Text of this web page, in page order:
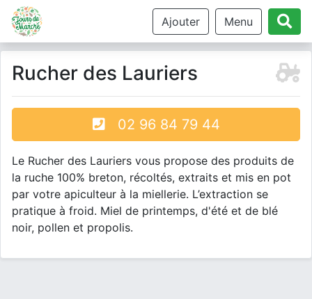
Ajouter Menu
Rucher des Lauriers
02 96 84 79 44
Le Rucher des Lauriers vous propose des produits de
la ruche 100% breton, récoltés, extraits et mis en pot
par votre apiculteur à la miellerie. L’extraction se
pratique à froid. Miel de printemps, d'été et de blé
noir, pollen et propolis.